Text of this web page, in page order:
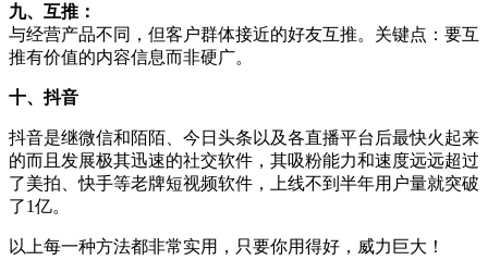
九、互推：
与经营产品不同，但客户群体接近的好友互推。关键点：要互
推有价值的内容信息而非硬广。
十、抖音
抖音是继微信和陌陌、今日头条以及各直播平台后最快火起来
的而且发展极其迅速的社交软件，其吸粉能力和速度远远超过
了美拍、快手等老牌短视频软件，上线不到半年用户量就突破
了1亿。
以上每一种方法都非常实用，只要你用得好，威力巨大！